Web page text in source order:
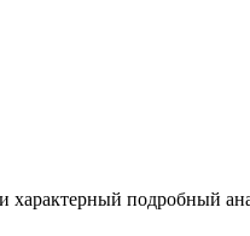
характерный подробный